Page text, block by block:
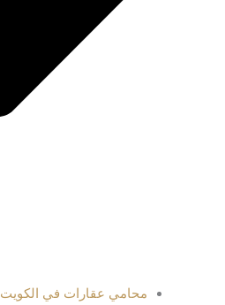
محامي عقارات في الكويت